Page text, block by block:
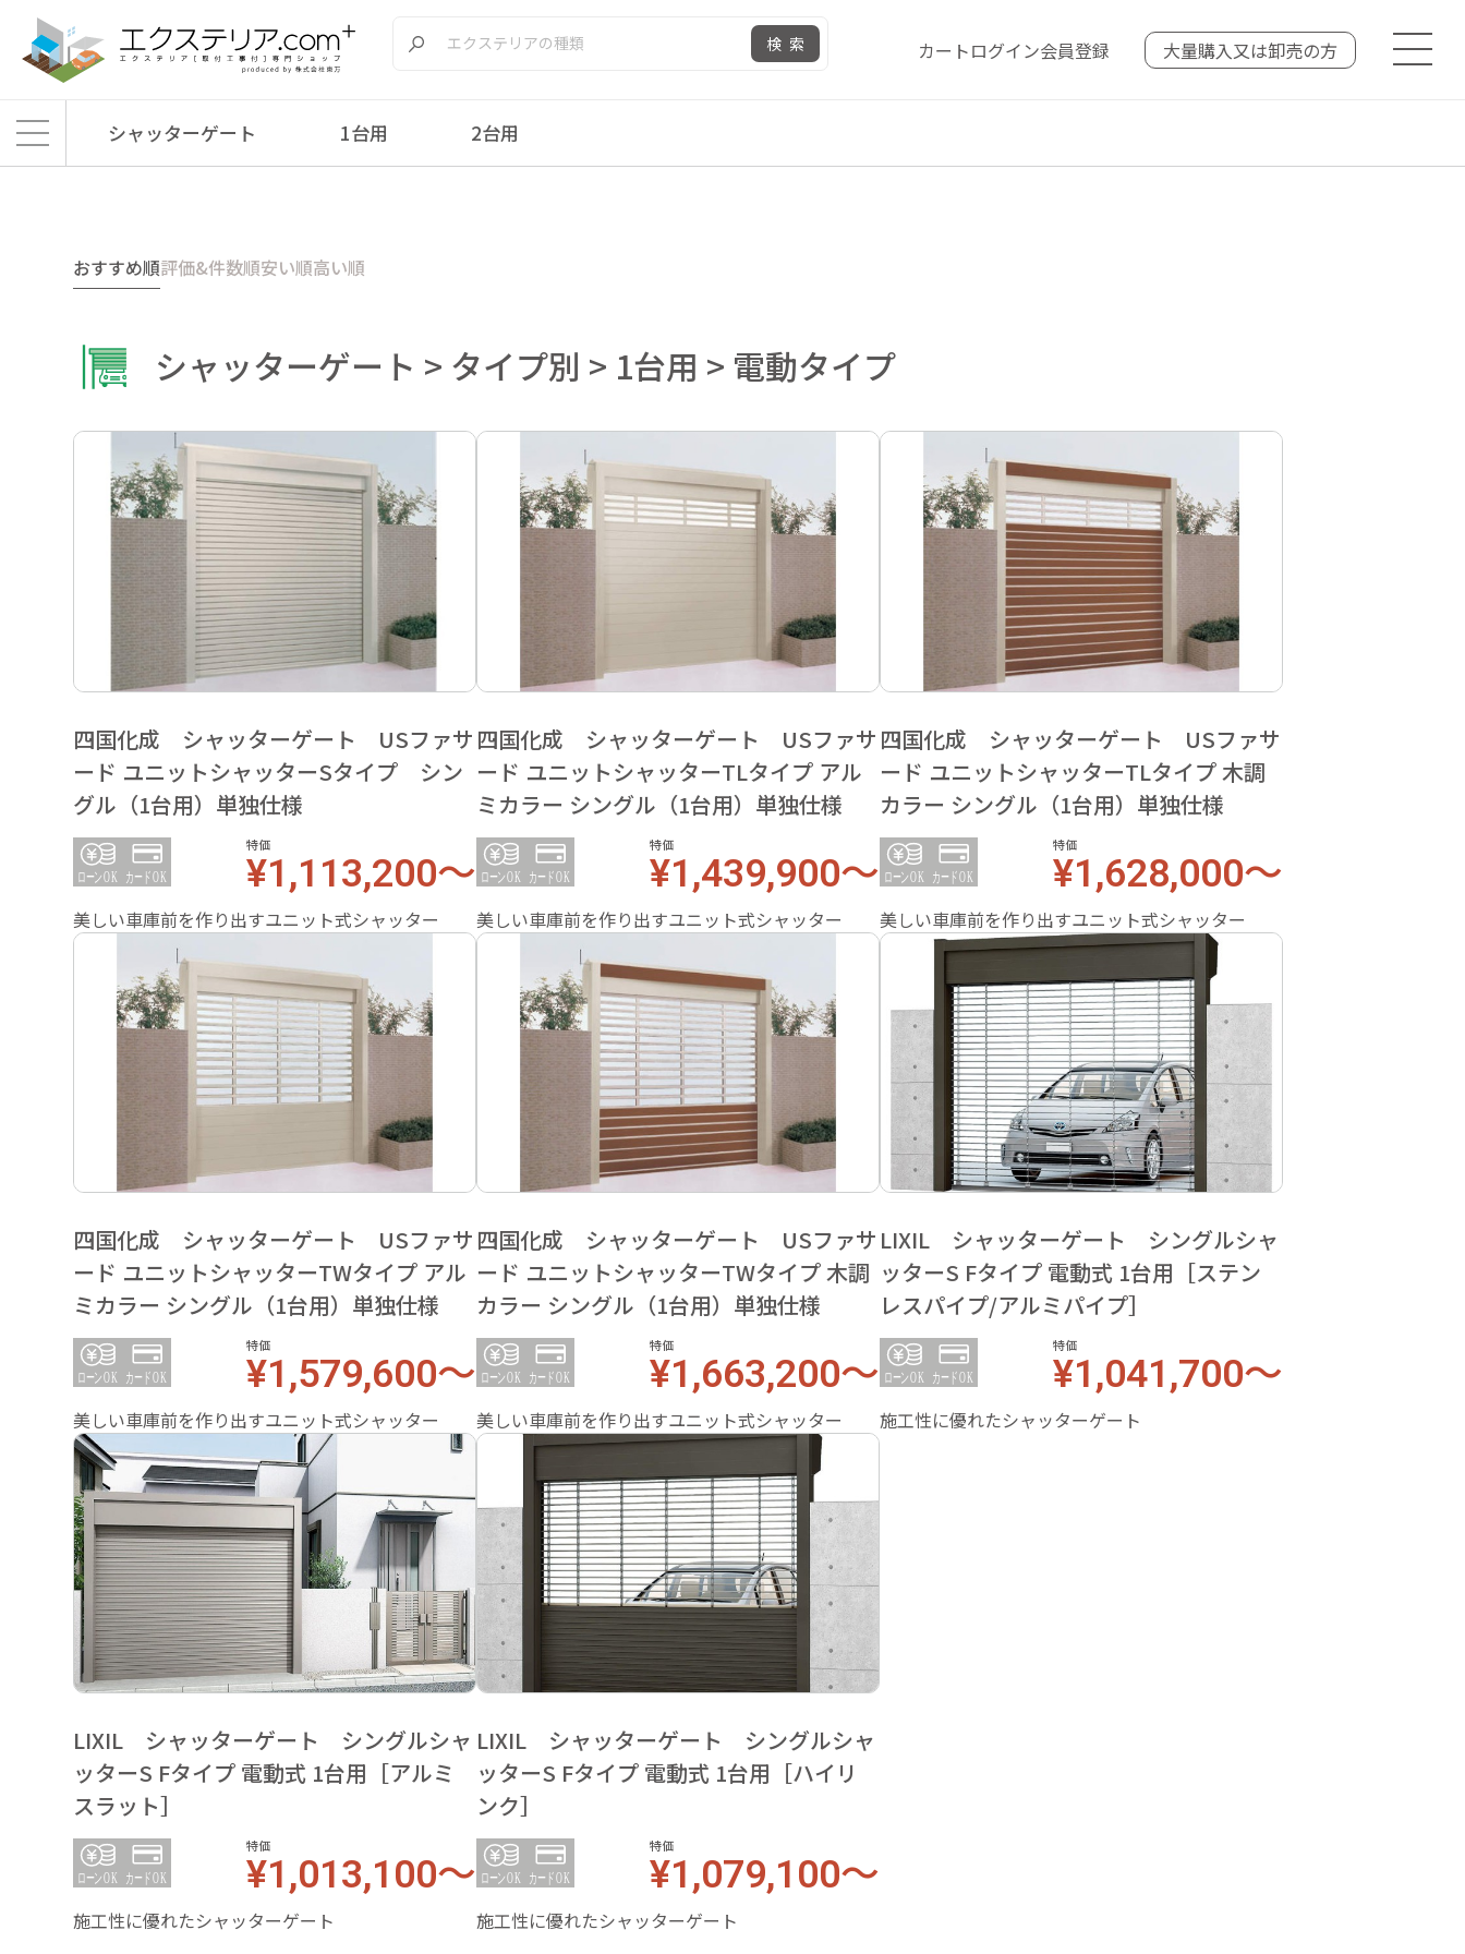
検索 カートログイン会員登録 大量購入又は卸売の方
シャッターゲート 1台用 2台用
おすすめ順評価&件数順安い順高い順
シャッターゲート > タイプ別 > 1台用 > 電動タイプ
四国化成 シャッターゲート USファサ
ード ユニットシャッターSタイプ シン
グル（1台用）単独仕様
特価
¥1,113,200～
美しい車庫前を作り出すユニット式シャッター
四国化成 シャッターゲート USファサ
ード ユニットシャッターTLタイプ アル
ミカラー シングル（1台用）単独仕様
特価
¥1,439,900～
美しい車庫前を作り出すユニット式シャッター
四国化成 シャッターゲート USファサ
ード ユニットシャッターTLタイプ 木調
カラー シングル（1台用）単独仕様
特価
¥1,628,000～
美しい車庫前を作り出すユニット式シャッター
四国化成 シャッターゲート USファサ
ード ユニットシャッターTWタイプ アル
ミカラー シングル（1台用）単独仕様
特価
¥1,579,600～
美しい車庫前を作り出すユニット式シャッター
四国化成 シャッターゲート USファサ
ード ユニットシャッターTWタイプ 木調
カラー シングル（1台用）単独仕様
特価
¥1,663,200～
美しい車庫前を作り出すユニット式シャッター
LIXIL シャッターゲート シングルシャ
ッターS Fタイプ 電動式 1台用［ステン
レスパイプ/アルミパイプ］
特価
¥1,041,700～
施工性に優れたシャッターゲート
LIXIL シャッターゲート シングルシャ
ッターS Fタイプ 電動式 1台用［アルミ
スラット］
特価
¥1,013,100～
施工性に優れたシャッターゲート
LIXIL シャッターゲート シングルシャ
ッターS Fタイプ 電動式 1台用［ハイリ
ンク］
特価
¥1,079,100～
施工性に優れたシャッターゲート